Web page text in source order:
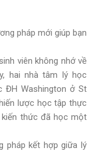
pháp mới giúp bạn
viên không nhớ về
hai nhà tâm lý học
ĐH Washington ở St
lược học tập thực
thức đã học một
pháp kết hợp giữa lý